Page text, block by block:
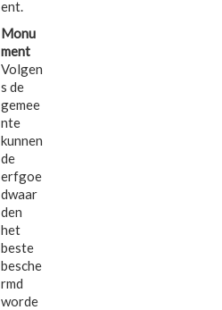
ent.
Monu
ment
Volgen
s de
gemee
nte
kunnen
de
erfgoe
dwaar
den
het
beste
besche
rmd
worde